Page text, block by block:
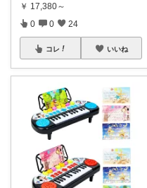
￥ 17,380～
0 0 24
コレ いいね